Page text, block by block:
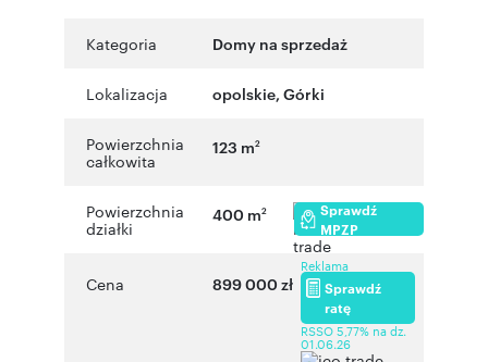
Kategoria Domy na sprzedaż
Lokalizacja opolskie, Górki
Powierzchnia
całkowita
123 m2
Powierzchnia
działki
400 m2
Sprawdź
MPZP
Cena 899 000 zł
Reklama
Sprawdź
ratę
RSSO 5,77% na dz.
01.06.26